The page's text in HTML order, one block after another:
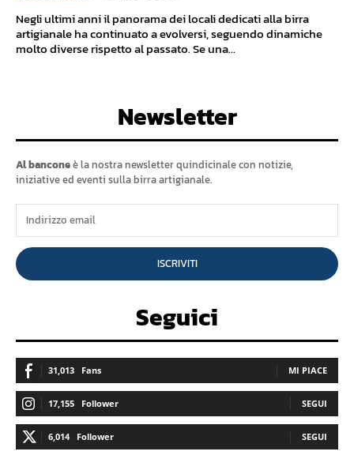
Negli ultimi anni il panorama dei locali dedicati alla birra
artigianale ha continuato a evolversi, seguendo dinamiche
molto diverse rispetto al passato. Se una...
Newsletter
Al banconeè la nostra newsletter quindicinale con notizie,
iniziative ed eventi sulla birra artigianale.
ISCRIVITI
Seguici
31,013 Fans MI PIACE
17,155 Follower SEGUI
6,014 Follower SEGUI